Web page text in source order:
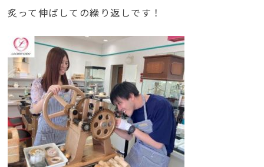
炙って伸ばしての繰り返しです！